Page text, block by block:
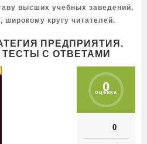
высших учебных заведений,
широкому кругу читателей.
ПРЕДПРИЯТИЯ.
С ОТВЕТАМИ
0
оценка
0